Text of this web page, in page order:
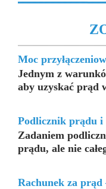
Moc
Jednym z
aby uzyskać prąd
Podlicznik prądu i
Zadaniem
prądu, ale nie
Rachunek za prąd